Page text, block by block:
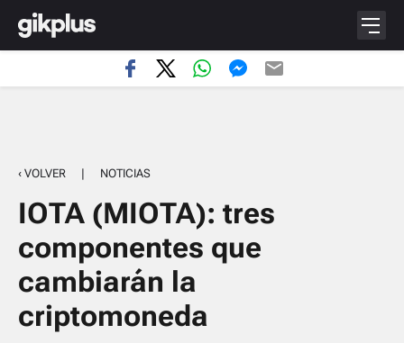
‹ VOLVER | NOTICIAS
IOTA (MIOTA): tres
componentes que
cambiarán la
criptomoneda